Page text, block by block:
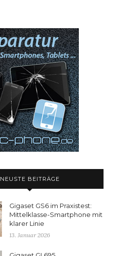
NEUSTE BEITRÄGE
Gigaset GS6 im Praxistest:
Mittelklasse-Smartphone mit
klarer Linie
13. Januar 2026